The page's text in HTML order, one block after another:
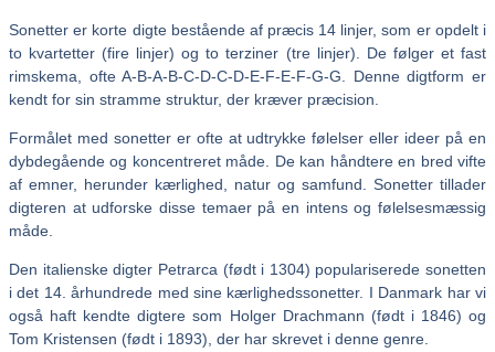
Sonetter er korte digte bestående af præcis 14 linjer, som er opdelt i
to kvartetter (fire linjer) og to terziner (tre linjer). De følger et fast
rimskema, ofte A-B-A-B-C-D-C-D-E-F-E-F-G-G. Denne digtform er
kendt for sin stramme struktur, der kræver præcision.
Formålet med sonetter er ofte at udtrykke følelser eller ideer på en
dybdegående og koncentreret måde. De kan håndtere en bred vifte
af emner, herunder kærlighed, natur og samfund. Sonetter tillader
digteren at udforske disse temaer på en intens og følelsesmæssig
måde.
Den italienske digter Petrarca (født i 1304) populariserede sonetten
i det 14. århundrede med sine kærlighedssonetter. I Danmark har vi
også haft kendte digtere som Holger Drachmann (født i 1846) og
Tom Kristensen (født i 1893), der har skrevet i denne genre.